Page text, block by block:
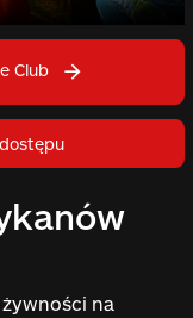
Club
na